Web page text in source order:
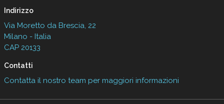
Indirizzo
Via Moretto da Brescia, 22
Milano - Italia
CAP 20133
Contatti
Contatta il nostro team per maggiori informazioni